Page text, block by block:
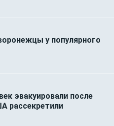
у популярного
эвакуировали после
рассекретили